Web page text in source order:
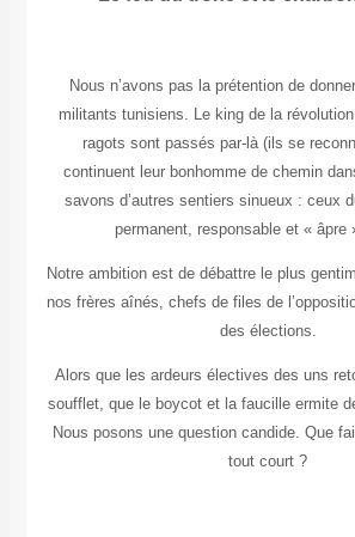
Nous n’avons pas la prétention de
militants tunisiens. Le king de la
ragots sont passés par-là (ils se
continuent leur bonhomme de chemin
savons d’autres sentiers sinueux : ceux
permanent, responsable et « âpre
Notre ambition est de débattre le plus
nos frères aînés, chefs de files de
des élections.
Alors que les ardeurs électives des uns
soufflet, que le boycot et la faucille ermite
Nous posons une question candide. Que
tout court ?